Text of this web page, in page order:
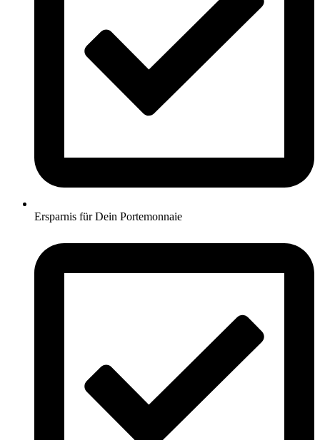
Ersparnis für Dein Portemonnaie